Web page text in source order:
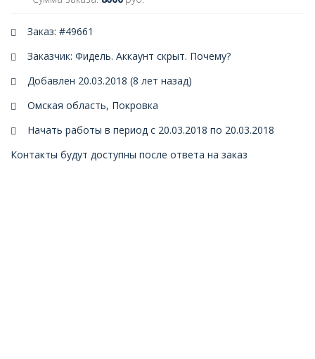
Заказ: #49661
Заказчик: Фидель. Аккаунт скрыт. Почему?
Добавлен 20.03.2018 (8 лет назад)
Омская область, Покровка
Начать работы в период с 20.03.2018 по 20.03.2018
Контакты будут доступны после ответа на заказ